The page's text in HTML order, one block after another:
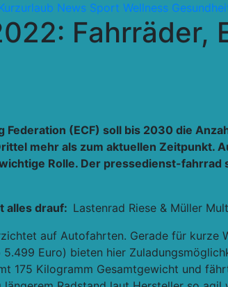
News Sport Wellness
Fahrräder,
Federation (ECF) soll bis 2030 die
mehr als zum aktuellen Zeitpunkt.
Rolle. Der pressedienst-
alles drauf: Lastenrad Riese & Müller
auf Autofahrten. Gerade für kurze
5.499 Euro) bieten hier
175 Kilogramm Gesamtgewicht und